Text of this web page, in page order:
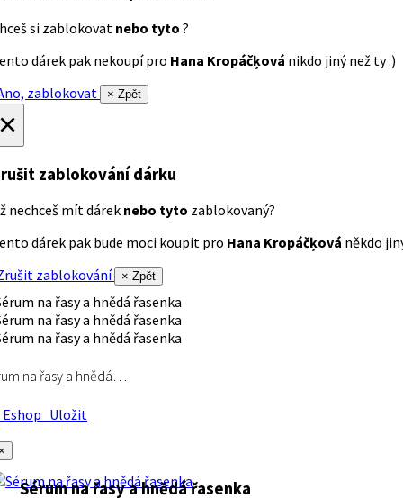
si zablokovat nebo tyto ?
dárek pak nekoupí pro Hana Kropáčķová nikdo jiný než ty :)
zablokovat
× Zpět
zablokování dárku
nechceš mít dárek nebo tyto zablokovaný?
dárek pak bude moci koupit pro Hana Kropáčķová někdo
zablokování
× Zpět
na řasy a hnědá…
Uložit
Sérum na řasy a hnědá řasenka